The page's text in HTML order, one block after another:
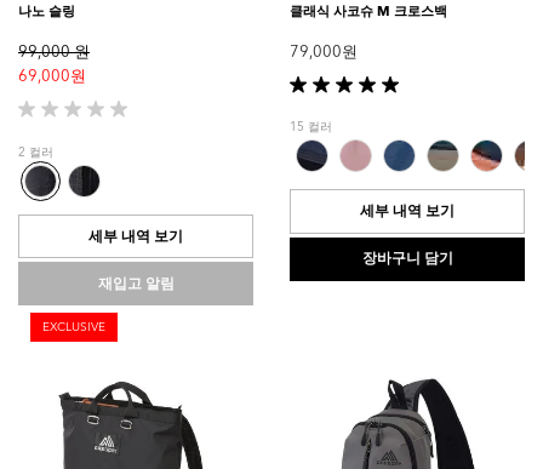
나노 슬링
99,000 원
69,000 원
별
5
개
중
0.0
입
다.
2 컬러
세부 내역 보기
재입고 알림
클래식 사코슈 M 크로스백
79,000 원
별
5
개
중
5.0
입
다.
15 컬러
세부 내역 보기
장바구니 담기
EXCLUSIVE